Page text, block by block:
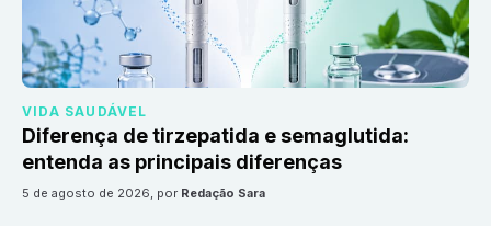
VIDA SAUDÁVEL
Diferença de tirzepatida e semaglutida:
entenda as principais diferenças
5 de agosto de 2026, por Redação Sara